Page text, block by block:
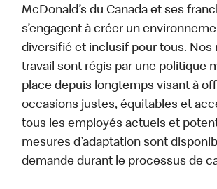
McDonald’s du Canada et ses
s’engagent à créer un
diversifié et inclusif pour tous. Nos
travail sont régis par une politique
place depuis longtemps visant à
occasions justes, équitables et
tous les employés actuels et
mesures d’adaptation sont
demande durant le processus de